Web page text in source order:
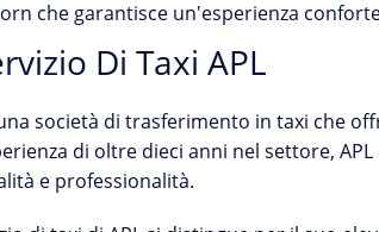
che garantisce un'esperienza
Di Taxi APL
società di trasferimento in taxi che
di oltre dieci anni nel settore,
e professionalità.